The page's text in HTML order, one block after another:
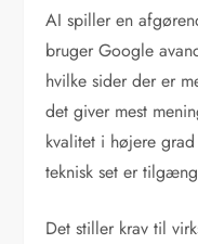
AI spiller en
bruger Google
hvilke sider der er
det giver mest
kvalitet i højere
teknisk set er
Det stiller krav til